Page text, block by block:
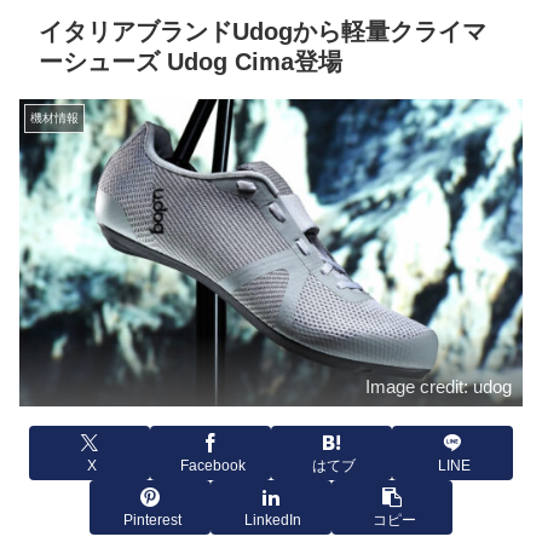
イタリアブランドUdogから軽量クライマ
ーシューズ Udog Cima登場
機材情報
Image credit: udog
X Facebook はてブ LINE
Pinterest LinkedIn コピー